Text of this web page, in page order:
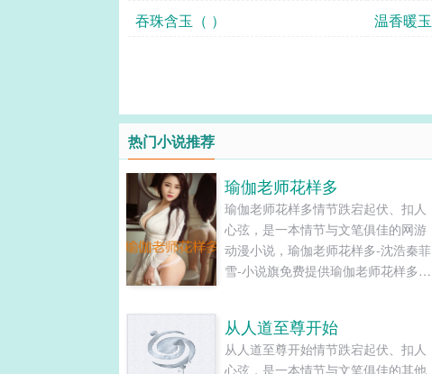
吞珠含玉（ ）
热门小说推荐
瑜伽老师花样多
瑜伽老师花样多情节跌宕起伏、扣人
心弦，是一本情节与文笔俱佳的网游
动漫小说，瑜伽老师花样多-沈浩秦菲
雪-小说旗免费提供瑜伽老师花样多最
从人道至尊开始
从人道至尊开始情节跌宕起伏、扣人
心弦，是一本情节与文笔俱佳的其他